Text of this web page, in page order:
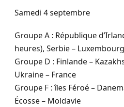
Samedi 4 septembre
Groupe A : République
heures), Serbie –
Groupe D : Finlande –
Ukraine – France
Groupe F : îles Féroé –
Écosse – Moldavie